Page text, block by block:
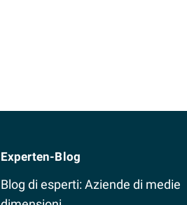
Experten-Blog
Blog di esperti: Aziende di medie